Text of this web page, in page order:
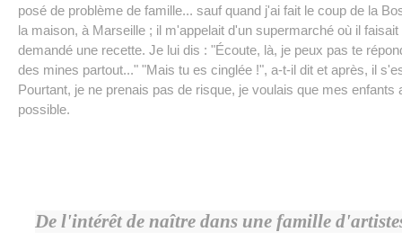
posé de problème de famille... sauf quand j'ai fait le coup de la
la maison, à Marseille ; il m'appelait d'un supermarché où il
demandé une recette. Je lui dis : "Écoute, là, je peux pas te
des mines partout..." "Mais tu es cinglée !", a-t-il dit et après, il
Pourtant, je ne prenais pas de risque, je voulais que mes
possible.
De l'intérêt de naître dans une famille